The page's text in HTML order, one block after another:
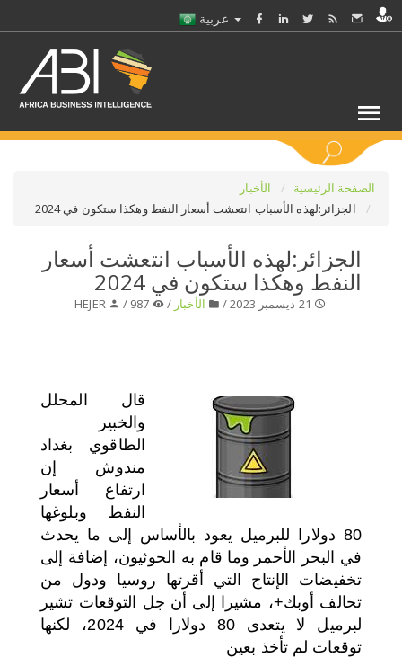
اختر قطاع / القطاعات
اختر بلدا/بلدان
الصفحة الرئيسية
الأخبار
الجزائر:لهذه الأسباب انتعشت أسعار النفط وهكذا ستكون في 2024
الجزائر:لهذه الأسباب انتعشت أسعار
النفط وهكذا ستكون في 2024
الأخبار /
HEJER
قال المحلل
والخبير
الطاقوي بغداد
مندوش إن
ارتفاع أسعار
النفط وبلوغها
80 دولارا للبرميل يعود بالأساس إلى ما يحدث
في البحر الأحمر وما قام به الحوثيون، إضافة إلى
تخفيضات الإنتاج التي أقرتها روسيا ودول من
تحالف أوبك+، مشيرا إلى أن جل التوقعات تشير
لبرميل لا يتعدى 80 دولارا في 2024، لكنها
توقعات لم تأخذ بعين